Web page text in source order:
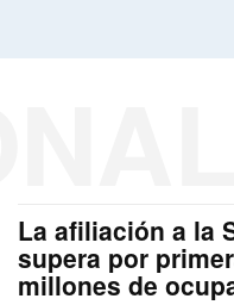
La afiliación a la
supera por
millones de